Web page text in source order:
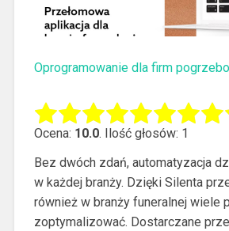
Oprogramowanie dla firm
Ocena: 10.0. Ilość głosów: 1
Bez dwóch zdań, automatyzacja
w każdej branży. Dzięki Silenta
również w branży funeralnej wiele
zoptymalizować. Dostarczane